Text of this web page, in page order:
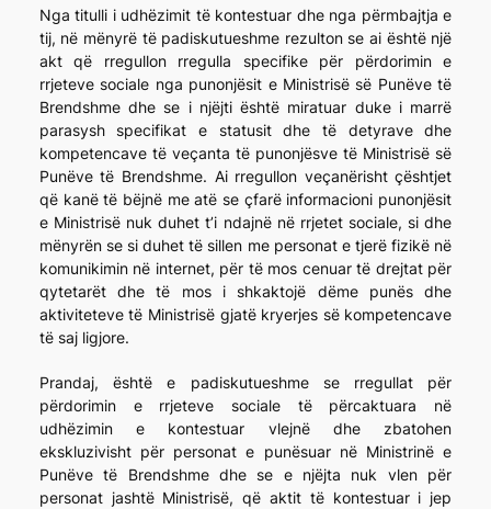
Nga titulli i udhëzimit të kontestuar dhe nga përmbajtja e
tij, në mënyrë të padiskutueshme rezulton se ai është një
akt që rregullon rregulla specifike për përdorimin e
rrjeteve sociale nga punonjësit e Ministrisë së Punëve të
Brendshme dhe se i njëjti është miratuar duke i marrë
parasysh specifikat e statusit dhe të detyrave dhe
kompetencave të veçanta të punonjësve të Ministrisë së
Punëve të Brendshme. Ai rregullon veçanërisht çështjet
që kanë të bëjnë me atë se çfarë informacioni punonjësit
e Ministrisë nuk duhet t’i ndajnë në rrjetet sociale, si dhe
mënyrën se si duhet të sillen me personat e tjerë fizikë në
komunikimin në internet, për të mos cenuar të drejtat për
qytetarët dhe të mos i shkaktojë dëme punës dhe
aktiviteteve të Ministrisë gjatë kryerjes së kompetencave
të saj ligjore.
Prandaj, është e padiskutueshme se rregullat për
përdorimin e rrjeteve sociale të përcaktuara në
udhëzimin e kontestuar vlejnë dhe zbatohen
ekskluzivisht për personat e punësuar në Ministrinë e
Punëve të Brendshme dhe se e njëjta nuk vlen për
personat jashtë Ministrisë, që aktit të kontestuar i jep